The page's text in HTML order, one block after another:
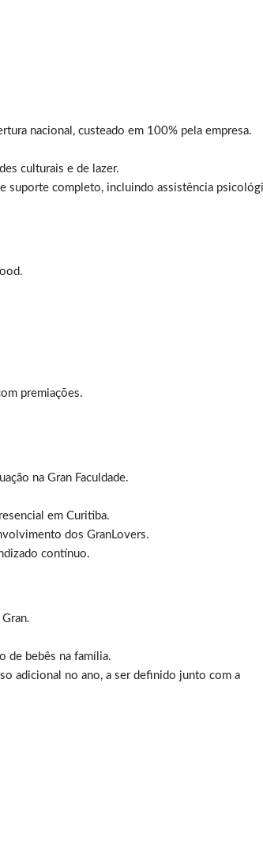
nacional, custeado em 100% pela empresa.
culturais e de lazer.
suporte completo, incluindo assistência
premiações.
na Gran Faculdade.
em Curitiba.
dos GranLovers.
contínuo.
de bebês na família.
adicional no ano, a ser definido junto com a